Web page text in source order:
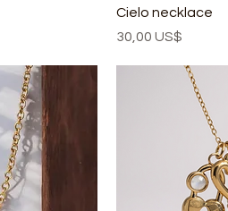
Cielo necklace
Precio
30,00 US$